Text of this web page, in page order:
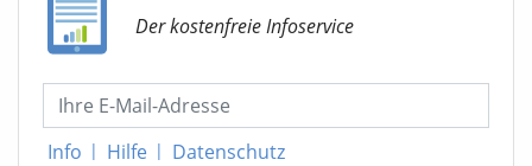
Der kostenfreie Infoservice
Info | Hilfe | Datenschutz